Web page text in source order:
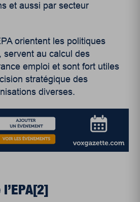
et aussi par secteur
orientent les politiques
servent au calcul des
emploi et sont fort utiles
stratégique des
diverses.
[2]